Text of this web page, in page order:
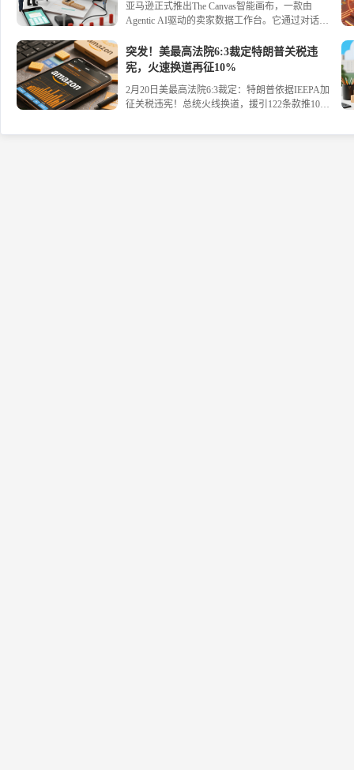
亚马逊正式推出The Canvas智能画布，一款由
Agentic AI驱动的卖家数据工作台。它通过对话式
数据分析几秒完成，并提供 actionable 的运营建
议，帮助卖家科学决策，实现高效增长。立即了解
#跨境电商
突发！美最高法院6:3裁定特朗普关税违
宪，火速换道再征10%
2月20日美最高法院6:3裁定：特朗普依据IEEPA加
征关税违宪！总统火线换道，援引122条款推10%
家企业起诉追讨1750亿美元退税，联邦快递、欧莱